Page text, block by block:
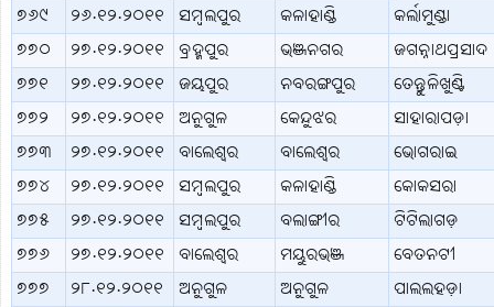
୭୬୯
୨୬.୧୨.୨୦୧୧ ସମ୍ବଲପୁର କଳାହାଣ୍ଡି
କର୍ଲାମୁଣ୍ଡା
୭୭୦
୨୭.୧୨.୨୦୧୧ ବ୍ରହ୍ମପୁର ଭଞ୍ଜନଗର
ଜଗନ୍ନାଥପ୍ରସାଦ
୭୭୧
୨୭.୧୨.୨୦୧୧ ଜୟପୁର ନବରଙ୍ଗପୁର
ତେନ୍ତୁଳିଖୁଣ୍ଟି
୭୭୨
୨୭.୧୨.୨୦୧୧ ଅନୁଗୁଳ କେନ୍ଦୁଝର
ସାହାରାପଡ଼ା
୭୭୩
୨୭.୧୨.୨୦୧୧ ବାଲେଶ୍ବର ବାଲେଶ୍ବର
ଭୋଗରାଇ
୭୭୪
୨୭.୧୨.୨୦୧୧ ସମ୍ବଲପୁର କଳାହାଣ୍ଡି
କୋକସରା
୭୭୫
୨୭.୧୨.୨୦୧୧ ସମ୍ବଲପୁର ବଲାଙ୍ଗୀର
ଟିଟିଲାଗଡ଼
୭୭୬
୨୭.୧୨.୨୦୧୧ ବାଲେଶ୍ବର ମୟୁରଭଞ୍ଜ
ବେତନଟୀ
୭୭୭
୨୮.୧୨.୨୦୧୧ ଅନୁଗୁଳ ଅନୁଗୁଳ
ପାଲଲହଡ଼ା